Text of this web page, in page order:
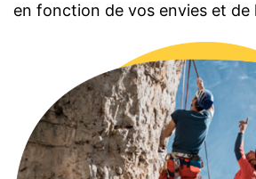
en fonction de vos envies et de